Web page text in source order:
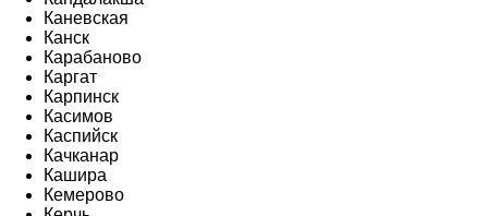
Каневская
Канск
Карабаново
Каргат
Карпинск
Касимов
Каспийск
Качканар
Кашира
Кемерово